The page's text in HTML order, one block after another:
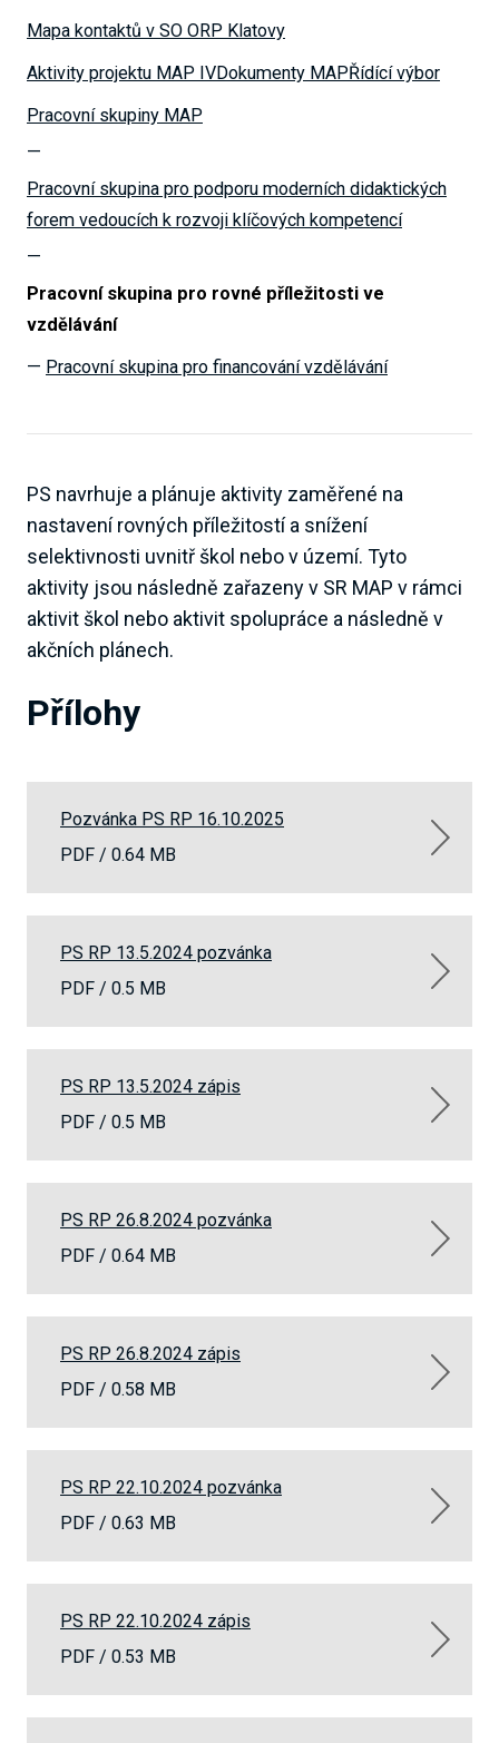
Mapa kontaktů v SO ORP Klatovy
Aktivity projektu MAP IVDokumenty MAPŘídící výbor
Pracovní skupiny MAP
Pracovní skupina pro podporu moderních didaktických
forem vedoucích k rozvoji klíčových kompetencí
Pracovní skupina pro rovné příležitosti ve
vzdělávání
Pracovní skupina pro financování vzdělávání
PS navrhuje a plánuje aktivity zaměřené na
nastavení rovných příležitostí a snížení
selektivnosti uvnitř škol nebo v území. Tyto
aktivity jsou následně zařazeny v SR MAP v rámci
aktivit škol nebo aktivit spolupráce a následně v
akčních plánech.
Přílohy
Pozvánka PS RP 16.10.2025
PDF / 0.64 MB
PS RP 13.5.2024 pozvánka
PDF / 0.5 MB
PS RP 13.5.2024 zápis
PDF / 0.5 MB
PS RP 26.8.2024 pozvánka
PDF / 0.64 MB
PS RP 26.8.2024 zápis
PDF / 0.58 MB
PS RP 22.10.2024 pozvánka
PDF / 0.63 MB
PS RP 22.10.2024 zápis
PDF / 0.53 MB